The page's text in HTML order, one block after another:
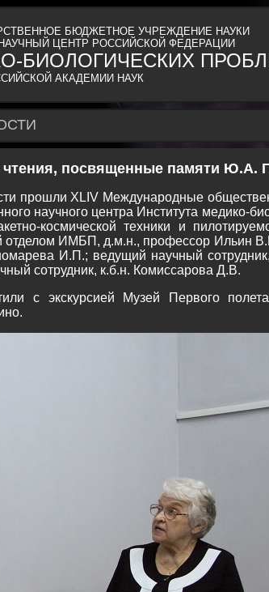
БЮДЖЕТНОЕ УЧРЕЖДЕНИЕ НАУКИ
ЦЕНТР РОССИЙСКОЙ ФЕДЕРАЦИИ
БИОЛОГИЧЕСКИХ
АКАДЕМИИ НАУК
посвященные памяти Ю.А.
прошли XLIV Международные
научного центра Института медико-
космической техники и
ИМБП, д.м.н., профессор Ильин
И.П.; ведущий научный
сотрудник, к.б.н. Комиссарова Д.В.
с экскурсией Музей Первого